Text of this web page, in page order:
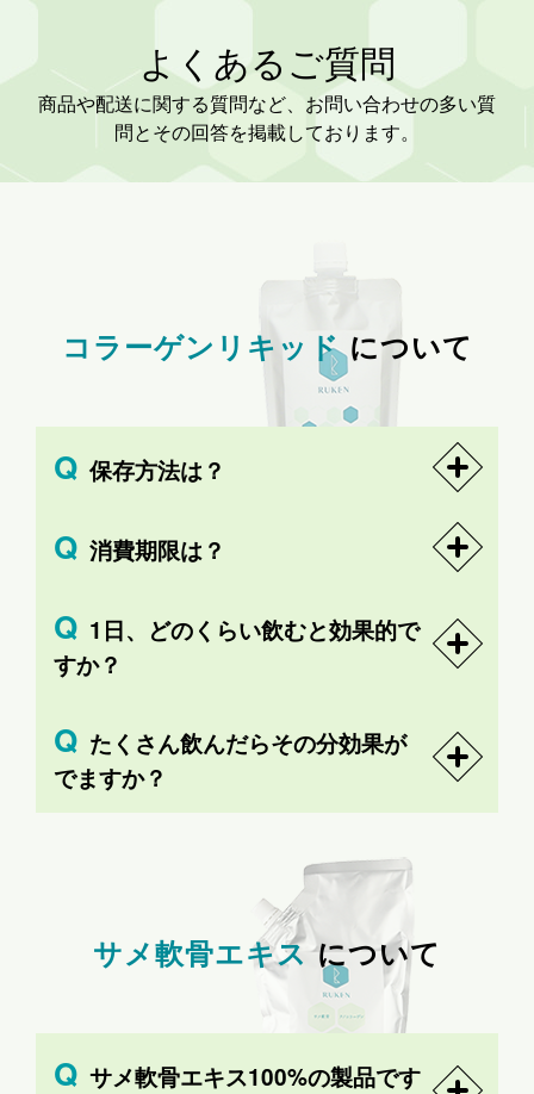
よくあるご質問
商品や配送に関する質問など、お問い合わせの多い質
問とその回答を掲載しております。
コラーゲンリキッドについて
保存方法は？
消費期限は？
1日、どのくらい飲むと効果的で
すか？
たくさん飲んだらその分効果が
でますか？
サメ軟骨エキスについて
サメ軟骨エキス100%の製品です